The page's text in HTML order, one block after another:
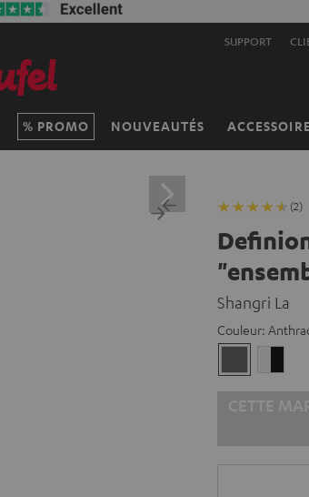
SUPPORT
PROMO NOUVEAUTÉS
(2)
Shangri La
Couleur: